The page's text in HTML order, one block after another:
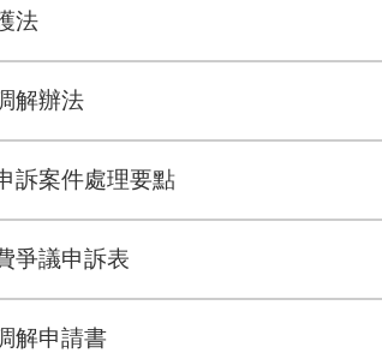
法
解辦法
訴案件處理要點
爭議申訴表
解申請書